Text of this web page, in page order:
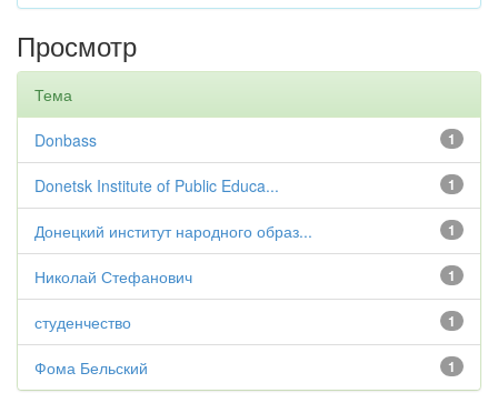
Просмотр
Тема
1
Donbass
1
Donetsk Institute of Public Educa...
1
Донецкий институт народного образ...
1
Николай Стефанович
1
студенчество
1
Фома Бельский